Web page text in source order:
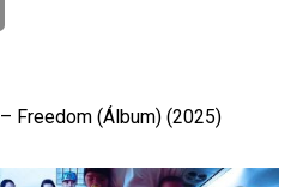
– Freedom (Álbum) (2025)